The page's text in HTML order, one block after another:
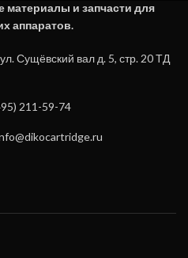
и запчасти для
аппаратов.
Сущёвский вал д. 5, стр. 20 ТД
211-59-74